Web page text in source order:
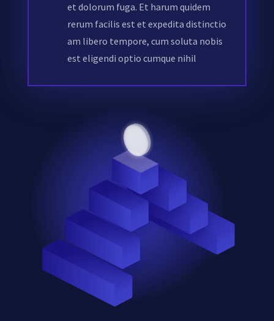
et dolorum fuga. Et harum quidem
rerum facilis est et expedita distinctio
am libero tempore, cum soluta nobis
est eligendi optio cumque nihil